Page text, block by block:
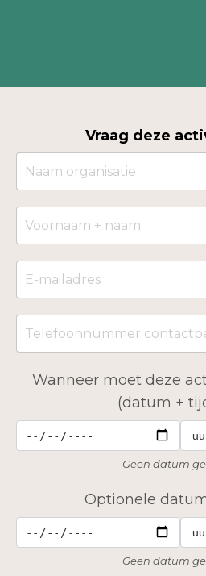
Vraag deze
Wanneer moet deze
(datum +
Geen datum
Optionele
Geen datum